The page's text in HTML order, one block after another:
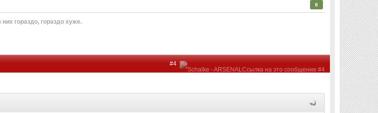
8
гораздо, гораздо хуже.
#4